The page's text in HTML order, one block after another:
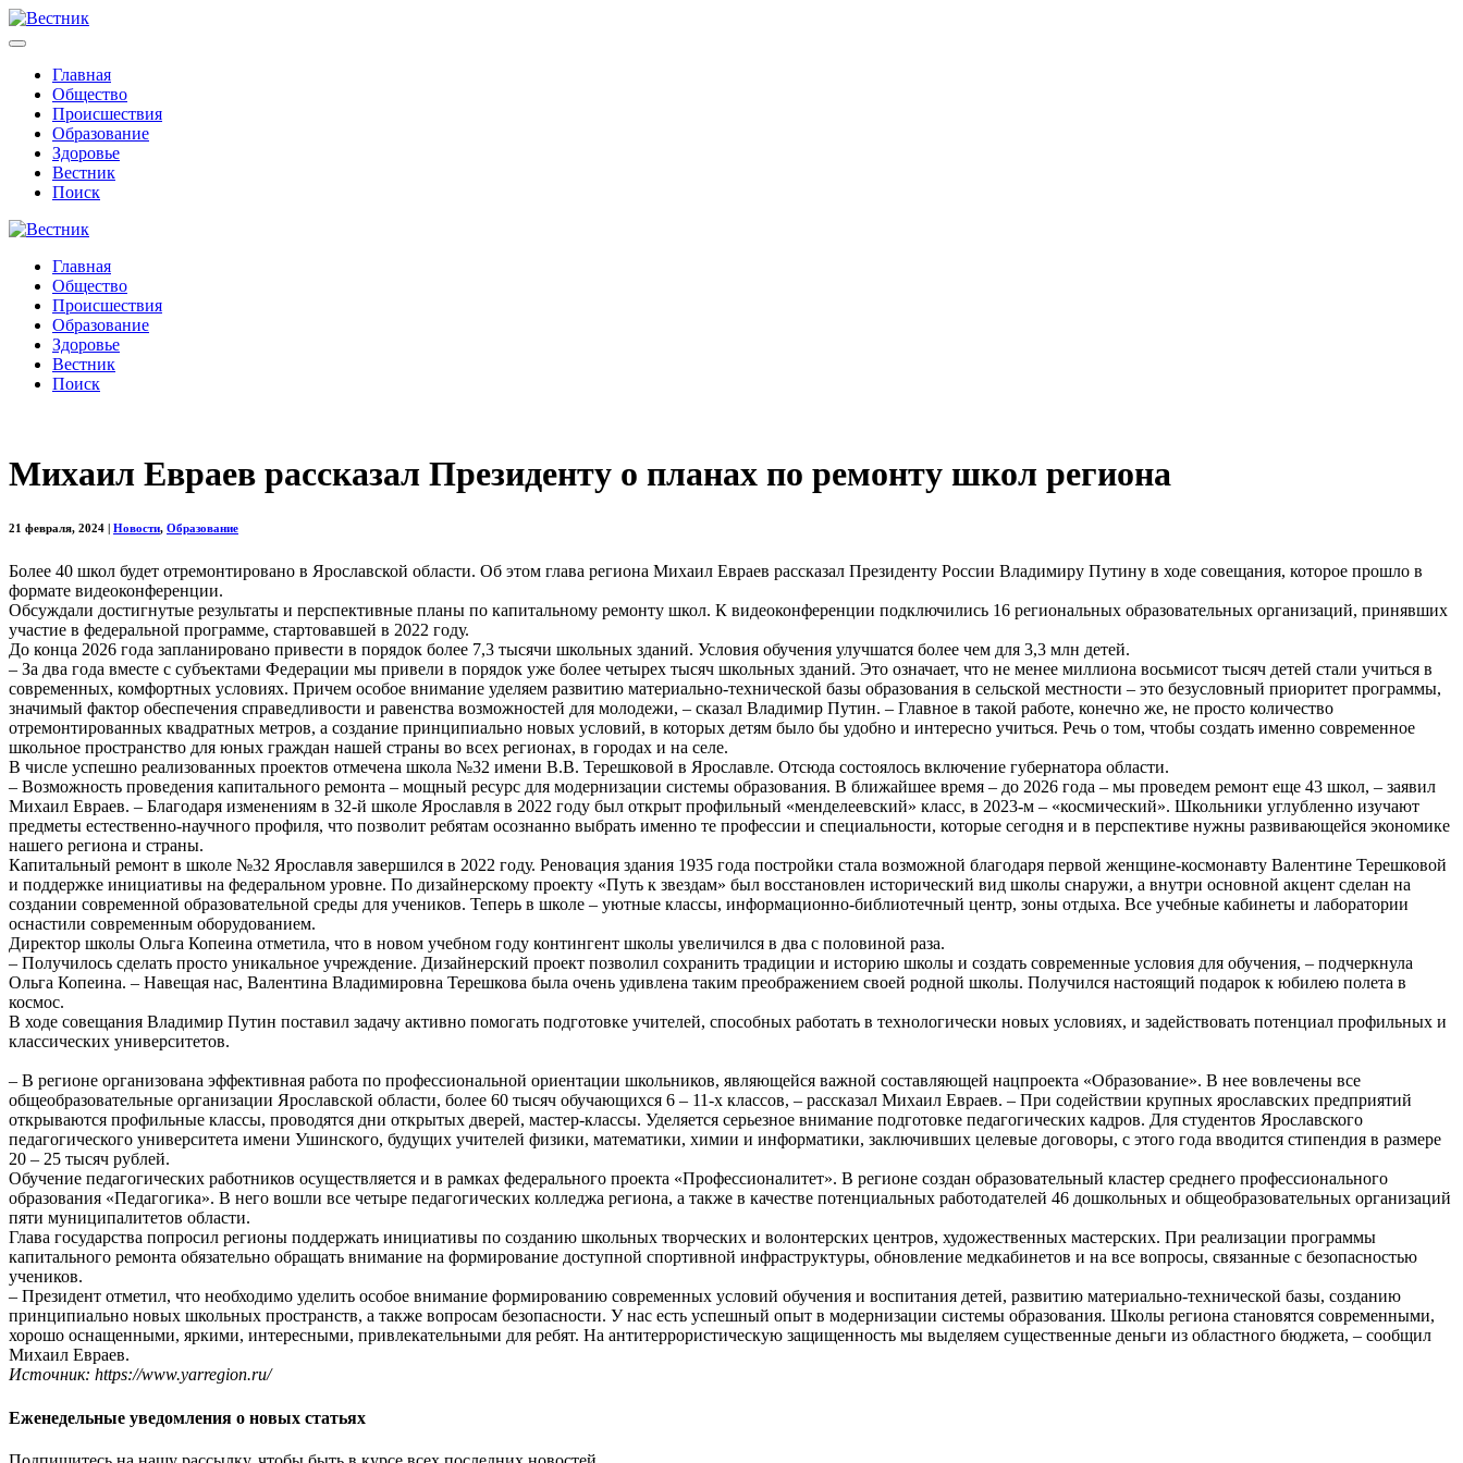
Главная
Общество
Происшествия
Образование
Здоровье
Вестник
Поиск
Главная
Общество
Происшествия
Образование
Здоровье
Вестник
Поиск
Михаил Евраев рассказал Президенту о планах по ремонту школ региона
21 февраля, 2024 Новости, Образование
Более 40 школ будет отремонтировано в Ярославской области. Об этом глава региона Михаил Евраев рассказал Президенту России Владимиру Путину в ходе совещания, которое прошло в
формате видеоконференции.
Обсуждали достигнутые результаты и перспективные планы по капитальному ремонту школ. К видеоконференции подключились 16 региональных образовательных организаций, принявших
участие в федеральной программе, стартовавшей в 2022 году.
До конца 2026 года запланировано привести в порядок более 7,3 тысячи школьных зданий. Условия обучения улучшатся более чем для 3,3 млн детей.
– За два года вместе с субъектами Федерации мы привели в порядок уже более четырех тысяч школьных зданий. Это означает, что не менее миллиона восьмисот тысяч детей стали учиться в
современных, комфортных условиях. Причем особое внимание уделяем развитию материально-технической базы образования в сельской местности – это безусловный приоритет программы,
значимый фактор обеспечения справедливости и равенства возможностей для молодежи, – сказал Владимир Путин. – Главное в такой работе, конечно же, не просто количество
отремонтированных квадратных метров, а создание принципиально новых условий, в которых детям было бы удобно и интересно учиться. Речь о том, чтобы создать именно современное
школьное пространство для юных граждан нашей страны во всех регионах, в городах и на селе.
В числе успешно реализованных проектов отмечена школа №32 имени В.В. Терешковой в Ярославле. Отсюда состоялось включение губернатора области.
– Возможность проведения капитального ремонта – мощный ресурс для модернизации системы образования. В ближайшее время – до 2026 года – мы проведем ремонт еще 43 школ, – заявил
Михаил Евраев. – Благодаря изменениям в 32-й школе Ярославля в 2022 году был открыт профильный «менделеевский» класс, в 2023-м – «космический». Школьники углубленно изучают
предметы естественно-научного профиля, что позволит ребятам осознанно выбрать именно те профессии и специальности, которые сегодня и в перспективе нужны развивающейся экономике
нашего региона и страны.
Капитальный ремонт в школе №32 Ярославля завершился в 2022 году. Реновация здания 1935 года постройки стала возможной благодаря первой женщине-космонавту Валентине Терешковой
и поддержке инициативы на федеральном уровне. По дизайнерскому проекту «Путь к звездам» был восстановлен исторический вид школы снаружи, а внутри основной акцент сделан на
создании современной образовательной среды для учеников. Теперь в школе – уютные классы, информационно-библиотечный центр, зоны отдыха. Все учебные кабинеты и лаборатории
оснастили современным оборудованием.
Директор школы Ольга Копеина отметила, что в новом учебном году контингент школы увеличился в два с половиной раза.
– Получилось сделать просто уникальное учреждение. Дизайнерский проект позволил сохранить традиции и историю школы и создать современные условия для обучения, – подчеркнула
Ольга Копеина. – Навещая нас, Валентина Владимировна Терешкова была очень удивлена таким преображением своей родной школы. Получился настоящий подарок к юбилею полета в
космос.
В ходе совещания Владимир Путин поставил задачу активно помогать подготовке учителей, способных работать в технологически новых условиях, и задействовать потенциал профильных и
классических университетов.
– В регионе организована эффективная работа по профессиональной ориентации школьников, являющейся важной составляющей нацпроекта «Образование». В нее вовлечены все
общеобразовательные организации Ярославской области, более 60 тысяч обучающихся 6 – 11-х классов, – рассказал Михаил Евраев. – При содействии крупных ярославских предприятий
открываются профильные классы, проводятся дни открытых дверей, мастер-классы. Уделяется серьезное внимание подготовке педагогических кадров. Для студентов Ярославского
педагогического университета имени Ушинского, будущих учителей физики, математики, химии и информатики, заключивших целевые договоры, с этого года вводится стипендия в размере
20 – 25 тысяч рублей.
Обучение педагогических работников осуществляется и в рамках федерального проекта «Профессионалитет». В регионе создан образовательный кластер среднего профессионального
образования «Педагогика». В него вошли все четыре педагогических колледжа региона, а также в качестве потенциальных работодателей 46 дошкольных и общеобразовательных организаций
пяти муниципалитетов области.
Глава государства попросил регионы поддержать инициативы по созданию школьных творческих и волонтерских центров, художественных мастерских. При реализации программы
капитального ремонта обязательно обращать внимание на формирование доступной спортивной инфраструктуры, обновление медкабинетов и на все вопросы, связанные с безопасностью
учеников.
– Президент отметил, что необходимо уделить особое внимание формированию современных условий обучения и воспитания детей, развитию материально-технической базы, созданию
принципиально новых школьных пространств, а также вопросам безопасности. У нас есть успешный опыт в модернизации системы образования. Школы региона становятся современными,
хорошо оснащенными, яркими, интересными, привлекательными для ребят. На антитеррористическую защищенность мы выделяем существенные деньги из областного бюджета, – сообщил
Михаил Евраев.
Источник: https://www.yarregion.ru/
Еженедельные уведомления о новых статьях